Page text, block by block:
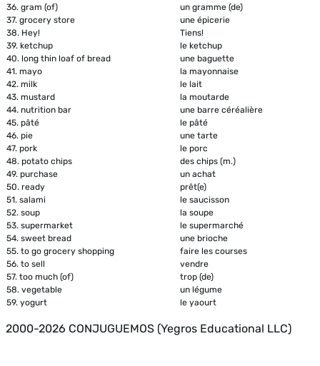
36. gram (of)
un gramme (de)
37. grocery store
une épicerie
38. Hey!
Tiens!
39. ketchup
le ketchup
40. long thin loaf of bread
une baguette
41. mayo
la mayonnaise
42. milk
le lait
43. mustard
la moutarde
44. nutrition bar
une barre céréalière
45. pâté
le pâté
46. pie
une tarte
47. pork
le porc
48. potato chips
des chips (m.)
49. purchase
un achat
50. ready
prêt(e)
51. salami
le saucisson
52. soup
la soupe
53. supermarket
le supermarché
54. sweet bread
une brioche
55. to go grocery shopping
faire les courses
56. to sell
vendre
57. too much (of)
trop (de)
58. vegetable
un légume
59. yogurt le yaourt
2000-2026 CONJUGUEMOS (Yegros Educational LLC)